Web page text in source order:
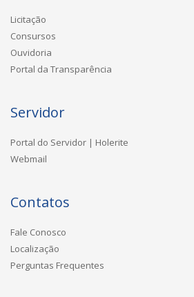
Licitação
Consursos
Ouvidoria
Portal da Transparência
Servidor
Portal do Servidor | Holerite
Webmail
Contatos
Fale Conosco
Localização
Perguntas Frequentes